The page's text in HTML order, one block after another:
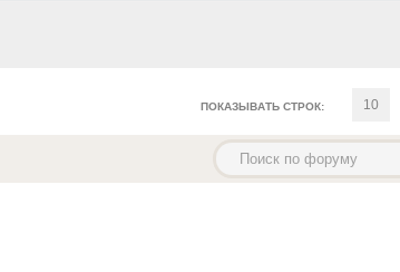
ПОКАЗЫВАТЬ СТРОК: 10